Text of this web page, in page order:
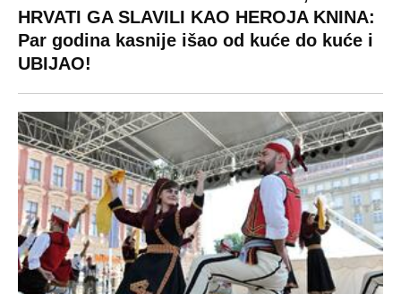
SPREMITE SE
Za posnu slavsku trpezu ove godine treba
izdvojiti ozbiljnu sumu novca: Nečija cela
plata ode na svega 20 gostiju
VESTI SHOWBIZ SPORT VIRALNO